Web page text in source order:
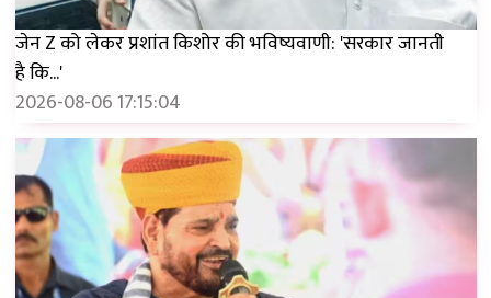
जेन Z को लेकर प्रशांत किशोर की भविष्यवाणी: 'सरकार जानती
है कि...'
2026-08-06 17:15:04